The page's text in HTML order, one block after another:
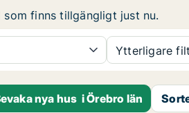
finns tillgängligt just nu.
Ytterligare
nya hus i Örebro län